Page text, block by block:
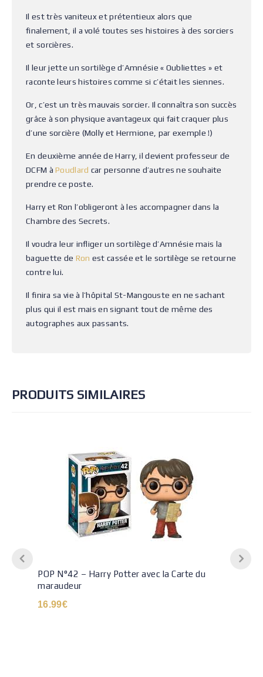
Il est très vaniteux et prétentieux alors que
finalement, il a volé toutes ses histoires à des sorciers
et sorcières.
Il leur jette un sortilège d’Amnésie « Oubliettes » et
raconte leurs histoires comme si c’était les siennes.
Or, c’est un très mauvais sorcier. Il connaîtra son succès
grâce à son physique avantageux qui fait craquer plus
d’une sorcière (Molly et Hermione, par exemple !)
En deuxième année de Harry, il devient professeur de
DCFM àPoudlard car personne d’autres ne souhaite
prendre ce poste.
Harry et Ron l’obligeront à les accompagner dans la
Chambre des Secrets.
Il voudra leur infliger un sortilège d’Amnésie mais la
baguette de Ron est cassée et le sortilège se retourne
contre lui.
Il finira sa vie à l’hôpital St-Mangouste en ne sachant
plus qui il est mais en signant tout de même des
autographes aux passants.
PRODUITS SIMILAIRES
POP N°42 – Harry Potter avec la Carte du
maraudeur
16.99€